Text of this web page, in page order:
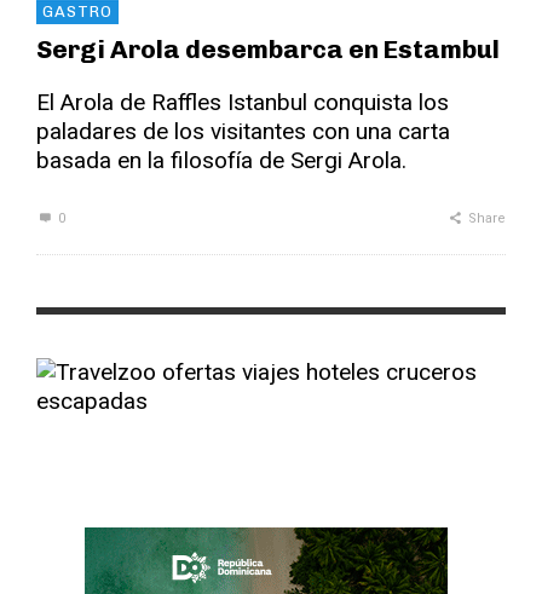
GASTRO
Sergi Arola desembarca en Estambul
El Arola de Raffles Istanbul conquista los
paladares de los visitantes con una carta
basada en la filosofía de Sergi Arola.
0 Share